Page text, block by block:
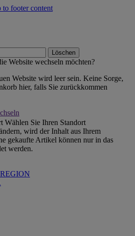
to footer content
Löschen
Website wechseln möchten?
Website wird leer sein. Keine Sorge,
hier, falls Sie zurückkommen
Wählen Sie Ihren Standort
wird der Inhalt aus Ihrem
gekaufte Artikel können nur in das
werden.